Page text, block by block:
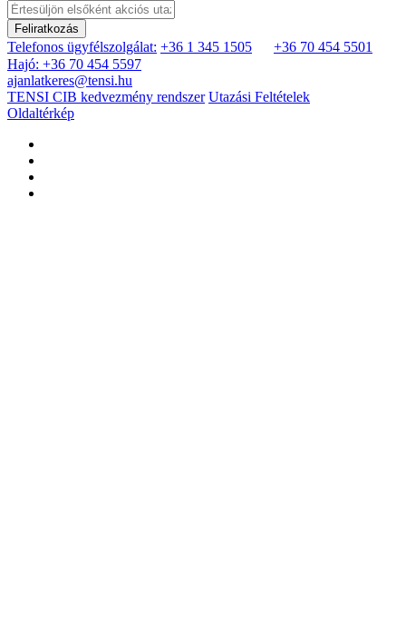
Feliratkozás
Telefonos ügyfélszolgálat: +36 1 345 1505
+36 70 454 5501
Hajó: +36 70 454 5597
ajanlatkeres@tensi.hu
TENSI CIB kedvezmény rendszer Utazási Feltételek
Oldaltérkép